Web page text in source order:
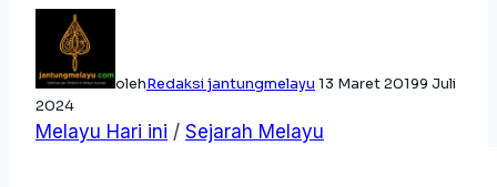
olehRedaksi jantungmelayu 13 Maret 20199 Juli
2024
Melayu Hari ini / Sejarah Melayu